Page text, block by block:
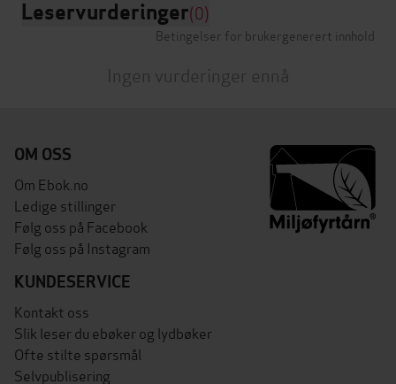
Leservurderinger(0)
Betingelser for brukergenerert innhold
Ingen vurderinger ennå
OM OSS
Om Ebok.no
Ledige stillinger
Følg oss på Facebook
Følg oss på Instagram
KUNDESERVICE
Kontakt oss
Slik leser du ebøker og lydbøker
Ofte stilte spørsmål
Selvpublisering